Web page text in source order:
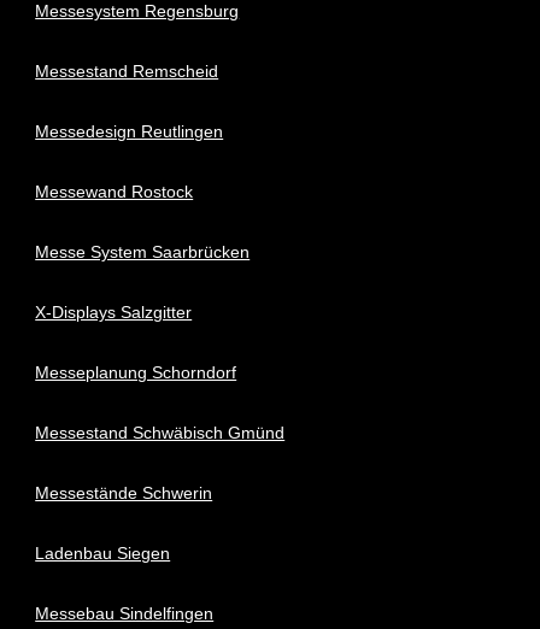
Messesystem Regensburg
Messestand Remscheid
Messedesign Reutlingen
Messewand Rostock
Messe System Saarbrücken
X-Displays Salzgitter
Messeplanung Schorndorf
Messestand Schwäbisch Gmünd
Messestände Schwerin
Ladenbau Siegen
Messebau Sindelfingen